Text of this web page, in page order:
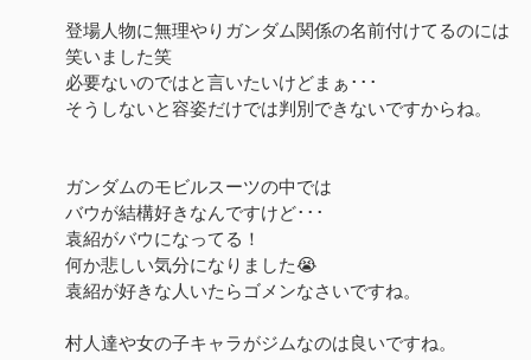
登場人物に無理やりガンダム関係の名前付けてるのには
笑いました笑
必要ないのではと言いたいけどまぁ･･･
そうしないと容姿だけでは判別できないですからね。
ガンダムのモビルスーツの中では
バウが結構好きなんですけど･･･
袁紹がバウになってる！
何か悲しい気分になりました😭
袁紹が好きな人いたらゴメンなさいですね。
村人達や女の子キャラがジムなのは良いですね。